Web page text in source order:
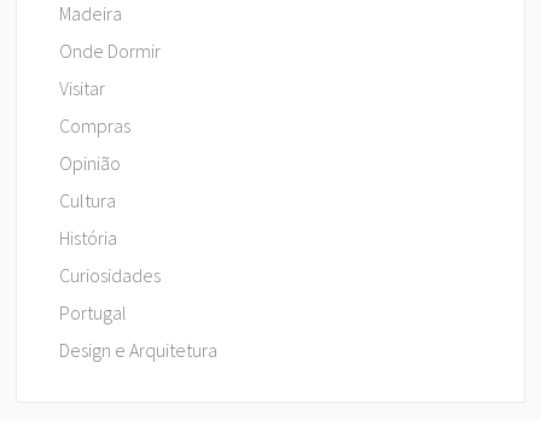
Madeira
Onde Dormir
Visitar
Compras
Opinião
Cultura
História
Curiosidades
Portugal
Design e Arquitetura